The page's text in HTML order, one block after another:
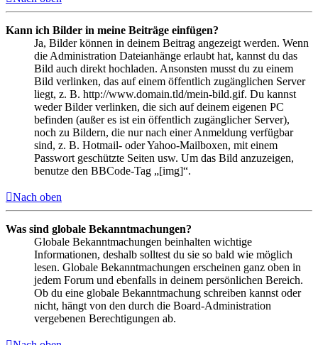
Kann ich Bilder in meine Beiträge einfügen?
Ja, Bilder können in deinem Beitrag angezeigt werden. Wenn
die Administration Dateianhänge erlaubt hat, kannst du das
Bild auch direkt hochladen. Ansonsten musst du zu einem
Bild verlinken, das auf einem öffentlich zugänglichen Server
liegt, z. B. http://www.domain.tld/mein-bild.gif. Du kannst
weder Bilder verlinken, die sich auf deinem eigenen PC
befinden (außer es ist ein öffentlich zugänglicher Server),
noch zu Bildern, die nur nach einer Anmeldung verfügbar
sind, z. B. Hotmail- oder Yahoo-Mailboxen, mit einem
Passwort geschützte Seiten usw. Um das Bild anzuzeigen,
benutze den BBCode-Tag „[img]“.
Nach oben
Was sind globale Bekanntmachungen?
Globale Bekanntmachungen beinhalten wichtige
Informationen, deshalb solltest du sie so bald wie möglich
lesen. Globale Bekanntmachungen erscheinen ganz oben in
jedem Forum und ebenfalls in deinem persönlichen Bereich.
Ob du eine globale Bekanntmachung schreiben kannst oder
nicht, hängt von den durch die Board-Administration
vergebenen Berechtigungen ab.